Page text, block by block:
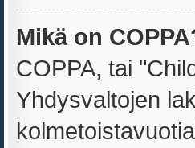
Mikä on
COPPA, tai
Yhdysvaltojen